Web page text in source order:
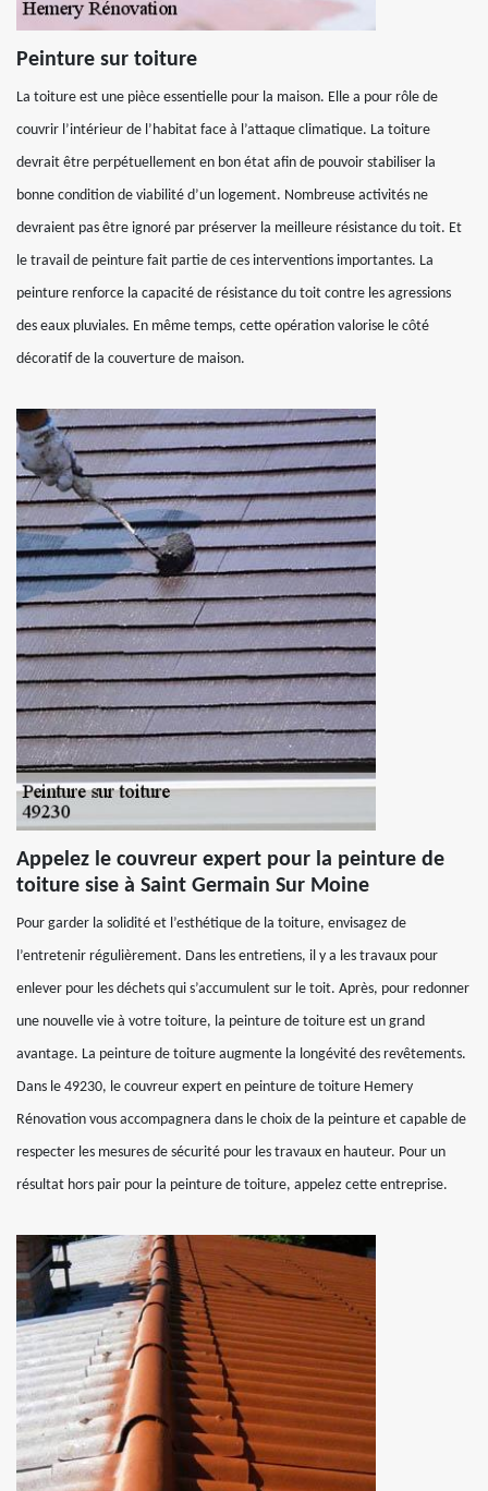
Peinture sur toiture
La toiture est une pièce essentielle pour la maison. Elle a pour rôle de
couvrir l’intérieur de l’habitat face à l’attaque climatique. La toiture
devrait être perpétuellement en bon état afin de pouvoir stabiliser la
bonne condition de viabilité d’un logement. Nombreuse activités ne
devraient pas être ignoré par préserver la meilleure résistance du toit. Et
le travail de peinture fait partie de ces interventions importantes. La
peinture renforce la capacité de résistance du toit contre les agressions
des eaux pluviales. En même temps, cette opération valorise le côté
décoratif de la couverture de maison.
Appelez le couvreur expert pour la peinture de
toiture sise à Saint Germain Sur Moine
Pour garder la solidité et l’esthétique de la toiture, envisagez de
l’entretenir régulièrement. Dans les entretiens, il y a les travaux pour
enlever pour les déchets qui s’accumulent sur le toit. Après, pour redonner
une nouvelle vie à votre toiture, la peinture de toiture est un grand
avantage. La peinture de toiture augmente la longévité des revêtements.
Dans le 49230, le couvreur expert en peinture de toiture Hemery
Rénovation vous accompagnera dans le choix de la peinture et capable de
respecter les mesures de sécurité pour les travaux en hauteur. Pour un
résultat hors pair pour la peinture de toiture, appelez cette entreprise.